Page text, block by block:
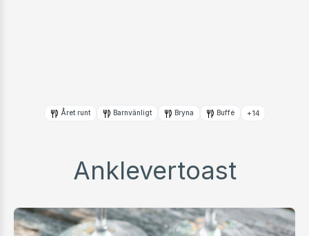
Året runt Barnvänligt Bryna Buffé +14
Anklevertoast